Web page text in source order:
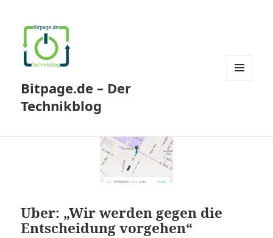
Bitpage.de – Der
Technikblog
Uber: „Wir werden gegen die
Entscheidung vorgehen“